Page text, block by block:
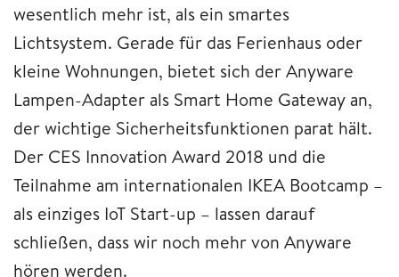
wesentlich mehr ist, als ein smartes
Lichtsystem. Gerade für das Ferienhaus oder
kleine Wohnungen, bietet sich der Anyware
Lampen-Adapter als Smart Home Gateway an,
der wichtige Sicherheitsfunktionen parat hält.
Der CES Innovation Award 2018 und die
Teilnahme am internationalen IKEA Bootcamp –
als einziges IoT Start-up – lassen darauf
schließen, dass wir noch mehr von Anyware
hören werden.